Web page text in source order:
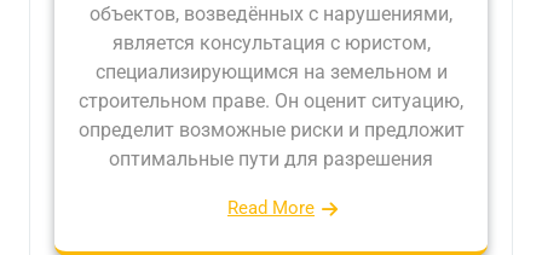
объектов, возведённых с нарушениями,
является консультация с юристом,
специализирующимся на земельном и
строительном праве. Он оценит ситуацию,
определит возможные риски и предложит
оптимальные пути для разрешения
Read More